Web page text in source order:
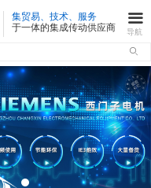
集贸易、技术、服务
于一体的集成传动供应商
끀
导航
ꄙ